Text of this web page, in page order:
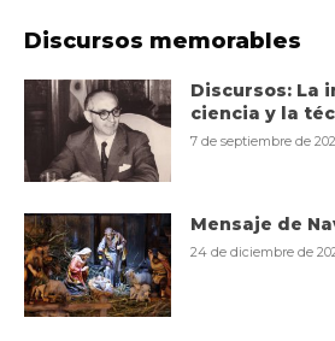
Discursos memorables
Discursos: La
ciencia y la
7 de septiembre de
Mensaje de
24 de diciembre de